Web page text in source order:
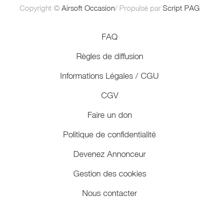
Copyright © Airsoft Occasion/ Propulsé par Script PAG
FAQ
Règles de diffusion
Informations Légales / CGU
CGV
Faire un don
Politique de confidentialité
Devenez Annonceur
Gestion des cookies
Nous contacter